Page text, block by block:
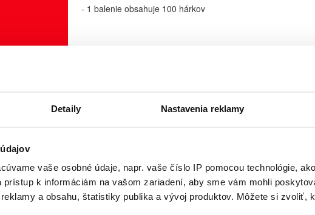
Detaily Nastavenia reklamy
vaše osobné údaje, napr. vaše číslo IP pomocou technológie,
prístup k informáciám na vašom zariadení, aby sme vám mohli
a obsahu, štatistiky publika a vývoj produktov. Môžete si zvoliť,
- 1 balenie obsahuje 100 hárkov
Podobné produkty